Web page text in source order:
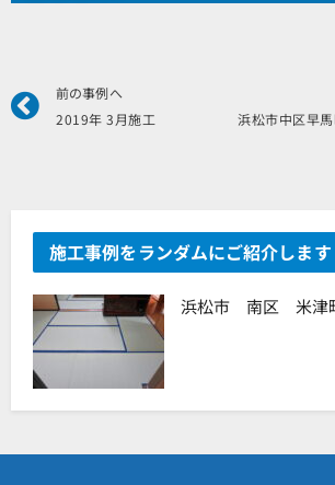
Prev
前の事例へ
2019年 3月施工 浜松市中区早馬
施工事例をランダムにご紹介します
浜松市 南区 米津